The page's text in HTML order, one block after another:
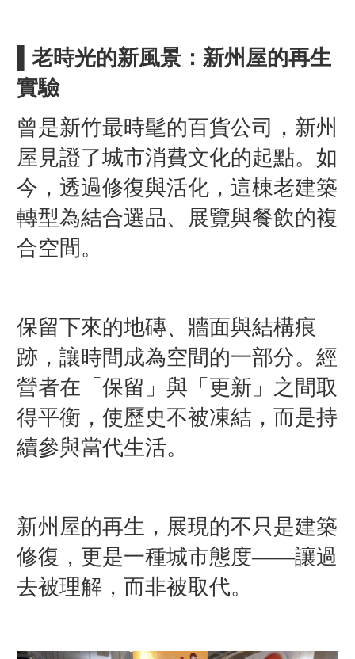
▌老時光的新風景：新州屋的再生
實驗
曾是新竹最時髦的百貨公司，新州
屋見證了城市消費文化的起點。如
今，透過修復與活化，這棟老建築
轉型為結合選品、展覽與餐飲的複
合空間。
保留下來的地磚、牆面與結構痕
跡，讓時間成為空間的一部分。經
營者在「保留」與「更新」之間取
得平衡，使歷史不被凍結，而是持
續參與當代生活。
新州屋的再生，展現的不只是建築
修復，更是一種城市態度——讓過
去被理解，而非被取代。